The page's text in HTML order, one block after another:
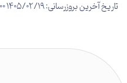
تاریخ آخرین بروزرسانی: 1405/02/19 09:00